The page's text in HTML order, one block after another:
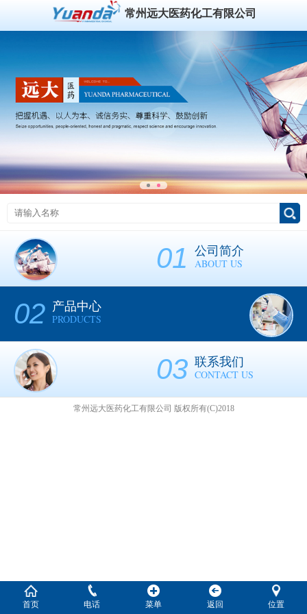
常州远大医药化工有限公司
01 公司简介
ABOUT US
02 产品中心
PRODUCTS
03 联系我们
CONTACT US
常州远大医药化工有限公司 版权所有(C)2018
首页 电话 菜单 返回 位置